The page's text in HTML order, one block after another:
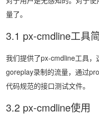
量了。
3.1 px-cmdline工具
我们提供了px-cmdline工具
goreplay录制的流量，通过
代码规范的接口测试文件。
3.2 px-cmdline使用